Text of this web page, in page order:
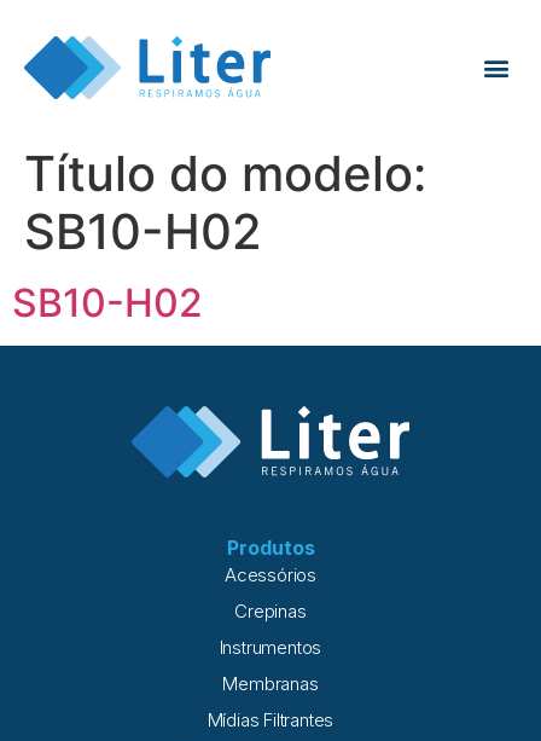
Título do modelo:
SB10-H02
SB10-H02
Produtos
Acessórios
Crepinas
Instrumentos
Membranas
Mídias Filtrantes